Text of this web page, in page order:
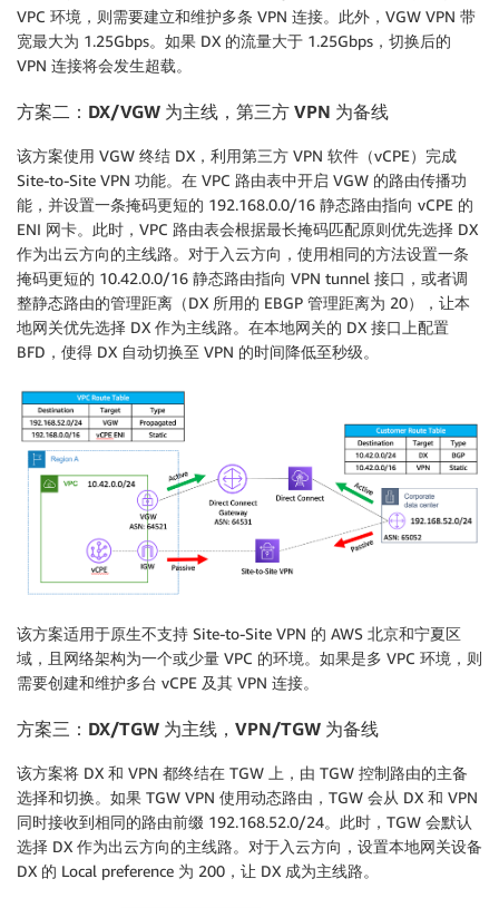
VPC 环境，则需要建立和维护多条 VPN 连接。此外，VGW VPN 带
宽最大为 1.25Gbps。如果 DX 的流量大于 1.25Gbps，切换后的
VPN 连接将会发生超载。
方案二： DX/VGW 为主线，第三方 VPN 为备线
该方案使用 VGW 终结 DX，利用第三方 VPN 软件（vCPE）完成
Site-to-Site VPN 功能。在 VPC 路由表中开启 VGW 的路由传播功
能，并设置一条掩码更短的 192.168.0.0/16 静态路由指向 vCPE 的
ENI 网卡。此时，VPC 路由表会根据最长掩码匹配原则优先选择 DX
作为出云方向的主线路。对于入云方向，使用相同的方法设置一条
掩码更短的 10.42.0.0/16 静态路由指向 VPN tunnel 接口，或者调
整静态路由的管理距离（DX 所用的 EBGP 管理距离为 20），让本
地网关优先选择 DX 作为主线路。在本地网关的 DX 接口上配置
BFD，使得 DX 自动切换至 VPN 的时间降低至秒级。
该方案适用于原生不支持 Site-to-Site VPN 的 AWS 北京和宁夏区
域，且网络架构为一个或少量 VPC 的环境。如果是多 VPC 环境，则
需要创建和维护多台 vCPE 及其 VPN 连接。
方案三： DX/TGW 为主线，VPN/TGW 为备线
该方案将 DX 和 VPN 都终结在 TGW 上，由 TGW 控制路由的主备
选择和切换。如果 TGW VPN 使用动态路由，TGW 会从 DX 和 VPN
同时接收到相同的路由前缀 192.168.52.0/24。此时，TGW 会默认
选择 DX 作为出云方向的主线路。对于入云方向，设置本地网关设备
DX 的 Local preference 为 200，让 DX 成为主线路。